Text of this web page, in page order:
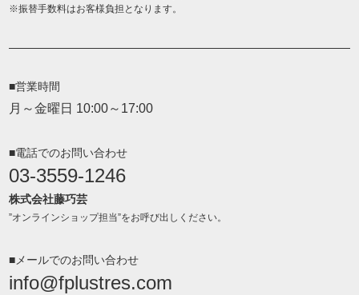
振替手数料はお客様負担となります。
■営業時間
月～金曜日 10:00～17:00
■電話でのお問い合わせ
03-3559-1246
株式会社藤巧芸
”オンラインショップ担当”をお呼び出しください。
■メールでのお問い合わせ
info@fplustres.com